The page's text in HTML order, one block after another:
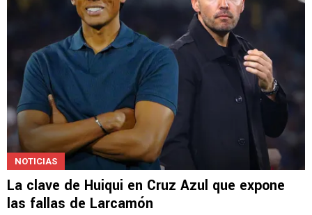
NOTICIAS
La clave de Huiqui en Cruz Azul que expone
las fallas de Larcamón